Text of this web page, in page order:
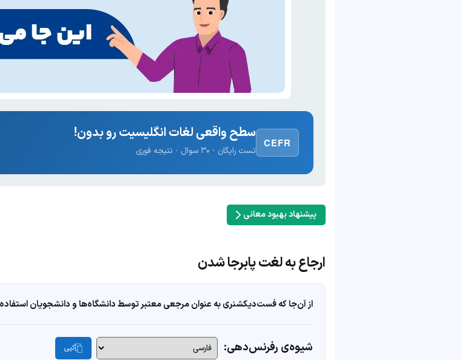
CEFR
سطح واقعی لغات انگلیسیت رو بدون!
تست رایگان · ۳۰ سوال · نتیجه فوری
پیشنهاد بهبود معانی
ارجاع به لغت پابرجا شدن
از آن‌جا که فست‌دیکشنری به عنوان مرجعی معتبر توسط دانشگاه‌ها و دانشجویان
شیوه‌ی رفرنس‌دهی: کپی